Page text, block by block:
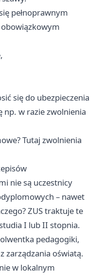
pełnoprawnym
się do ubezpieczenia
np. w razie zwolnienia
Tutaj zwolnienia
nie są uczestnicy
– nawet
ZUS traktuje te
I lub II stopnia.
pedagogiki,
zarządzania oświatą.
w lokalnym